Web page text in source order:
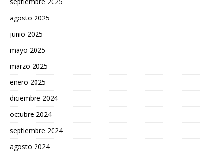
agosto 2025
junio 2025
mayo 2025
marzo 2025
enero 2025
diciembre 2024
octubre 2024
septiembre 2024
agosto 2024